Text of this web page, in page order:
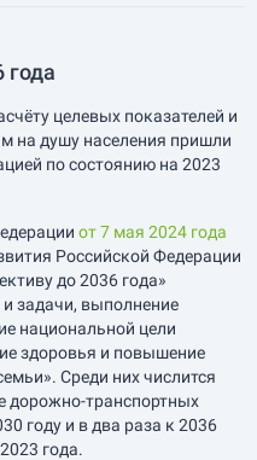
года
целевых показателей и
на душу населения пришли
по состоянию на 2023
от 7 мая 2024 года
Российской Федерации
до 2036 года»
задачи, выполнение
национальной цели
здоровья и повышение
Среди них числится
дорожно-транспортных
году и в два раза к 2036
года.